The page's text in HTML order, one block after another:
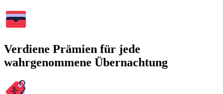
Verdiene Prämien für jede
wahrgenommene Übernachtung